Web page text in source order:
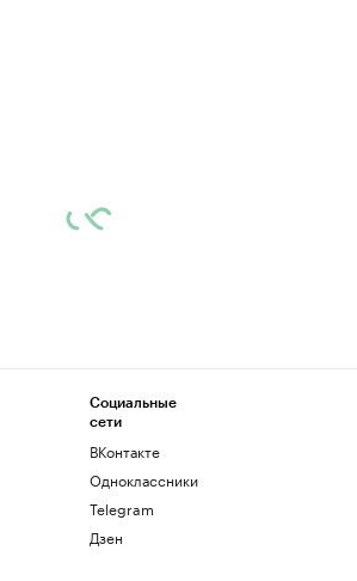
Социальные
сети
ВКонтакте
Одноклассники
Telegram
Дзен